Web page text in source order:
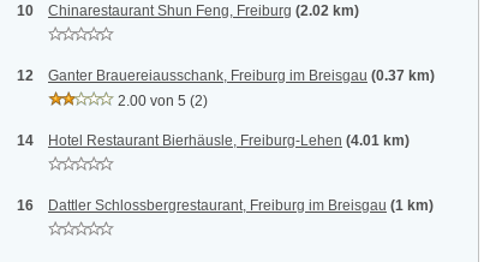
10 Chinarestaurant Shun Feng, Freiburg (2.02 km)
12 Ganter Brauereiausschank, Freiburg im Breisgau (0.37 km)
2.00 von 5 (2)
14 Hotel Restaurant Bierhäusle, Freiburg-Lehen (4.01 km)
16 Dattler Schlossbergrestaurant, Freiburg im Breisgau (1 km)